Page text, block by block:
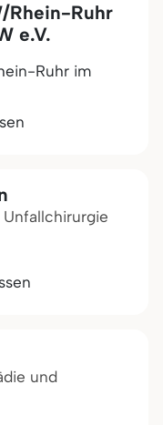
Rhein-Ruhr
e.V.
Ruhr im
und